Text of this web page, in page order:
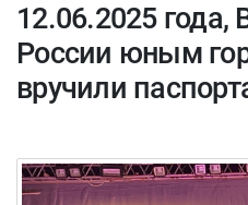
12.06.2025 года,
России юным
вручили